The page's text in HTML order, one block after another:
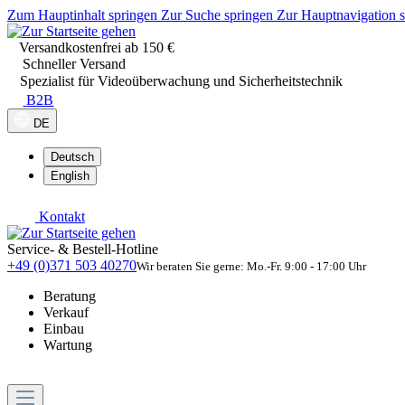
Zum Hauptinhalt springen Zur Suche springen Zur Hauptnavigation
Versandkostenfrei ab 150 €
Schneller Versand
Spezialist für Videoüberwachung und Sicherheitstechnik
B2B
DE
Deutsch
English
Kontakt
Service- & Bestell-Hotline
+49 (0)371 503 40270Wir beraten Sie gerne: Mo.-Fr. 9:00 - 17:00 Uhr
Beratung
Verkauf
Einbau
Wartung